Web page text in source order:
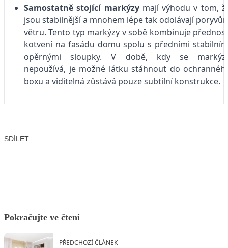
Samostatně stojící markýzymají výhodu v tom,
jsou stabilnější a mnohem lépe tak odolávají
větru. Tento typ markýzy v sobě kombinuje
kotvení na fasádu domu spolu s předními
opěrnými sloupky. V době, kdy se
nepoužívá, je možné látku stáhnout do
boxu a viditelná zůstává pouze subtilní konstrukce.
SDÍLET
Pokračujte ve čtení
PŘEDCHOZÍ ČLÁNEK